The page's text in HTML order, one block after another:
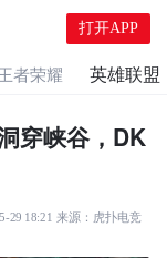
打开APP
者荣耀 英雄联盟
穿峡谷，DK
29 18:21 来源： 虎扑电竞